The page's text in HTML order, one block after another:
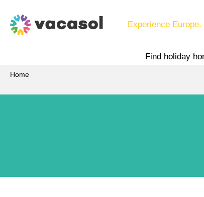
Experience
Find holiday
Home